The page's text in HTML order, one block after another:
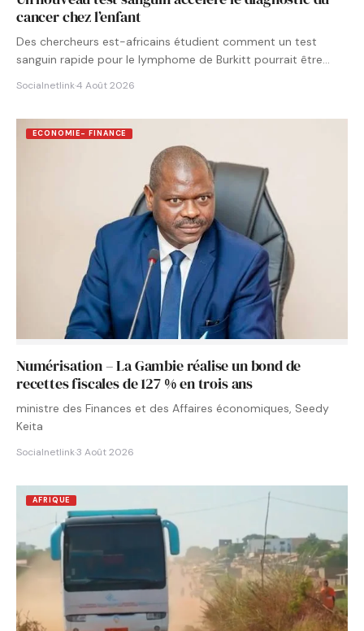
cancer chez l’enfant
Des chercheurs est-africains étudient comment un test
sanguin rapide pour le lymphome de Burkitt pourrait être
Socialnetlink·4 Août 2026
ECONOMIE- FINANCE
Numérisation – La Gambie réalise un bond de
recettes fiscales de 127 % en trois ans
ministre des Finances et des Affaires économiques, Seedy
Keita
Socialnetlink·3 Août 2026
AFRIQUE